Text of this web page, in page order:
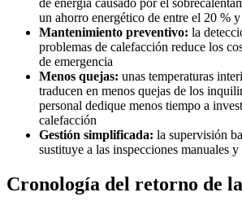
un ahorro energético de entre el 20 %
Mantenimiento preventivo: la
problemas de calefacción reduce los
de emergencia
Menos quejas: unas temperaturas
traducen en menos quejas de los
personal dedique menos tiempo a
calefacción
Gestión simplificada: la supervisión
sustituye a las inspecciones manuales
Cronología del retorno de